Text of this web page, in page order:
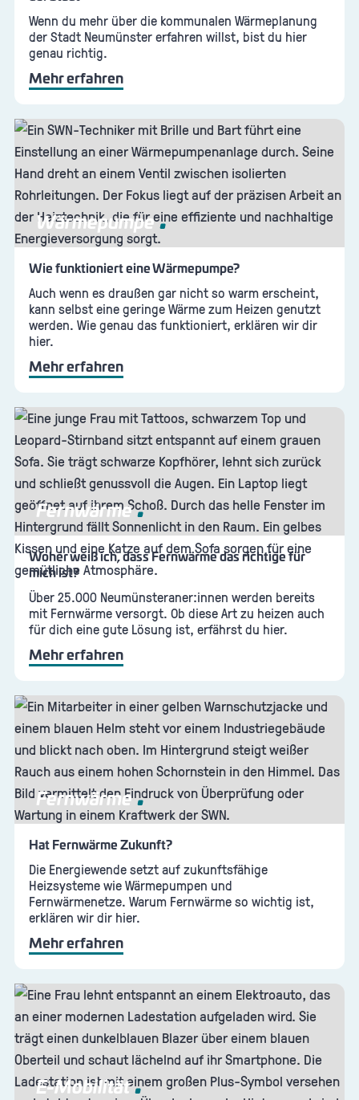
Wenn du mehr über die kommunalen Wärmeplanung
der Stadt Neumünster erfahren willst, bist du hier
genau richtig.
Mehr erfahren
Wärmepumpe
Wie funktioniert eine Wärmepumpe?
Auch wenn es draußen gar nicht so warm erscheint,
kann selbst eine geringe Wärme zum Heizen genutzt
werden. Wie genau das funktioniert, erklären wir dir
hier.
Mehr erfahren
Fernwärme
Woher weiß ich, dass Fernwärme das richtige für
mich ist?
Über 25.000 Neumünsteraner:innen werden bereits
mit Fernwärme versorgt. Ob diese Art zu heizen auch
für dich eine gute Lösung ist, erfährst du hier.
Mehr erfahren
Fernwärme
Hat Fernwärme Zukunft?
Die Energiewende setzt auf zukunftsfähige
Heizsysteme wie Wärmepumpen und
Fernwärmenetze. Warum Fernwärme so wichtig ist,
erklären wir dir hier.
Mehr erfahren
E-Mobilität